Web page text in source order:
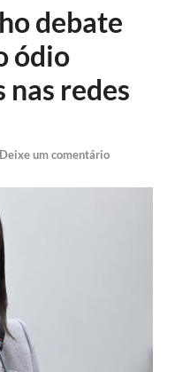
debate
ódio
redes
Deixe um comentário